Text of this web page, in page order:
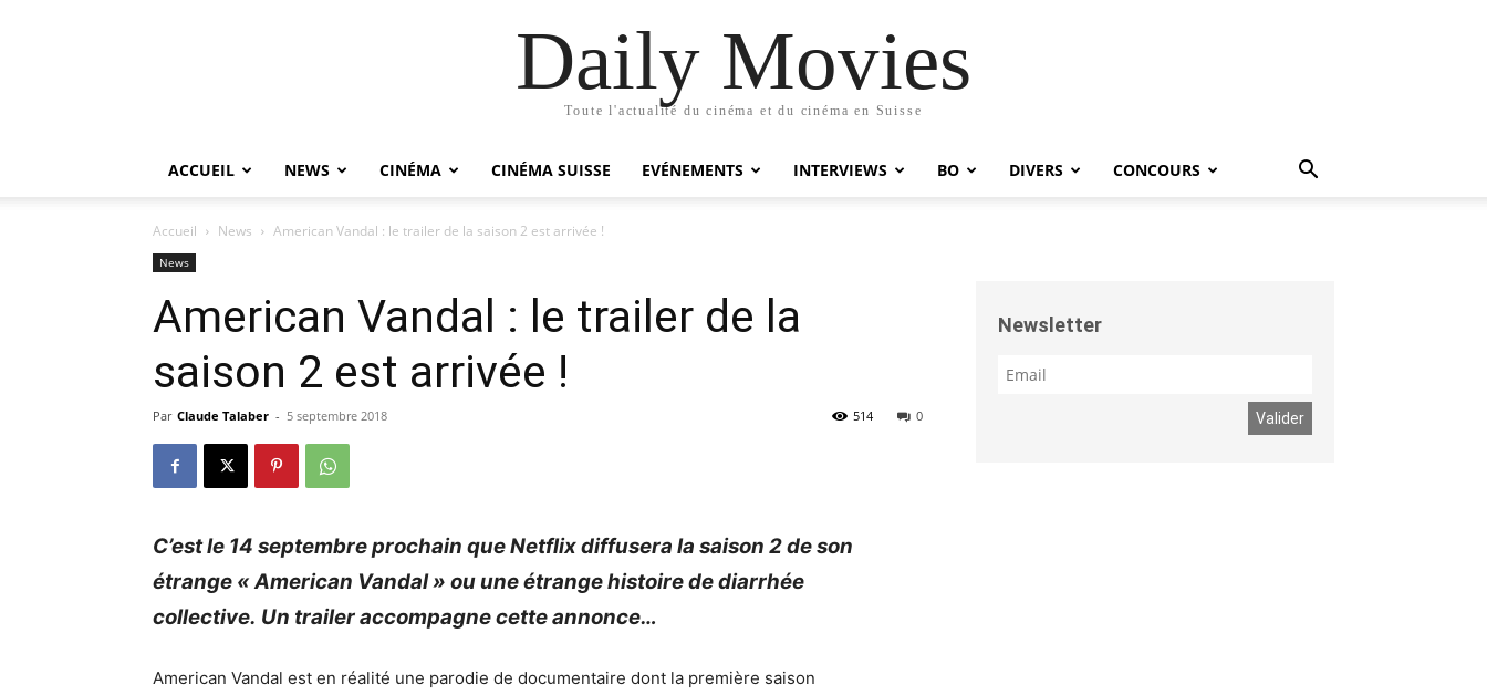
Daily Movies
Toute l'actualité du cinéma et du cinéma en Suisse
ACCUEIL NEWS CINÉMA CINÉMA SUISSE EVÉNEMENTS INTERVIEWS BO DIVERS CONCOURS
Accueil News American Vandal : le trailer de la saison 2 est arrivée !
News
American Vandal : le trailer de la
saison 2 est arrivée !
Par Claude Talaber - 5 septembre 2018 0
514
C’est le 14 septembre prochain queNetflixdiffusera la saison 2 de son
étrange «American Vandal» ou une étrange histoire de diarrhée
collective. Un trailer accompagne cette annonce…
American Vandal est en réalité une parodie de documentaire dont la première saison
Newsletter